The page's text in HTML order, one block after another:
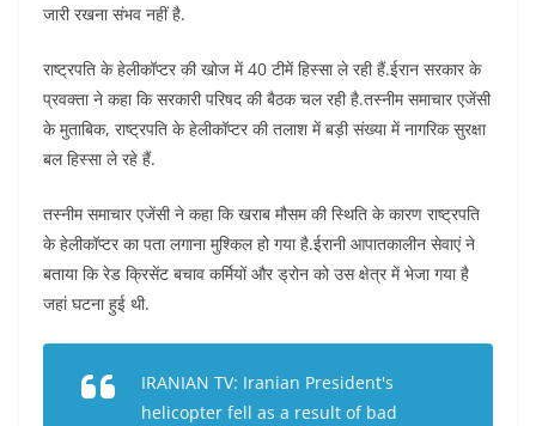
जारी रखना संभव नहीं है.
राष्ट्रपति के हेलीकॉप्टर की खोज में 40 टीमें हिस्सा ले रही हैं.ईरान सरकार के
प्रवक्ता ने कहा कि सरकारी परिषद की बैठक चल रही है.तस्नीम समाचार एजेंसी
के मुताबिक, राष्ट्रपति के हेलीकॉप्टर की तलाश में बड़ी संख्या में नागरिक सुरक्षा
बल हिस्सा ले रहे हैं.
तस्नीम समाचार एजेंसी ने कहा कि खराब मौसम की स्थिति के कारण राष्ट्रपति
के हेलीकॉप्टर का पता लगाना मुश्किल हो गया है.ईरानी आपातकालीन सेवाएं ने
बताया कि रेड क्रिसेंट बचाव कर्मियों और ड्रोन को उस क्षेत्र में भेजा गया है
जहां घटना हुई थी.
IRANIAN TV: Iranian President's
helicopter fell as a result of bad